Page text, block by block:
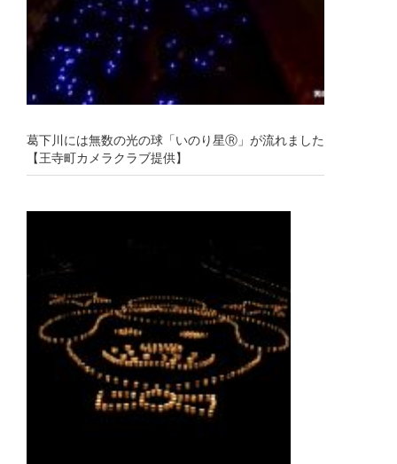
葛下川には無数の光の球「いのり星Ⓡ」が流れました
【王寺町カメラクラブ提供】